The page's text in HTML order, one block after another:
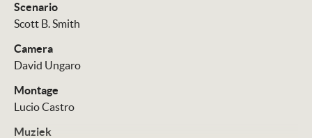
Scenario
Scott B. Smith
Camera
David Ungaro
Montage
Lucio Castro
Muziek